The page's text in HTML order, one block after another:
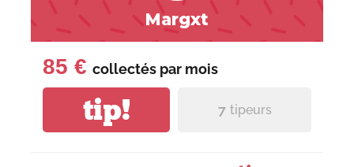
Margxt
85 € collectés par mois
tip! 7 tipeurs